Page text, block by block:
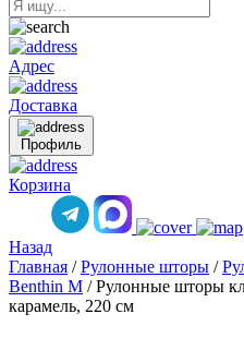
Адрес
Доставка
Профиль
Корзина
Назад
Главная / Рулонные шторы /
Benthin M / Рулонные шторы
карамель, 220 см